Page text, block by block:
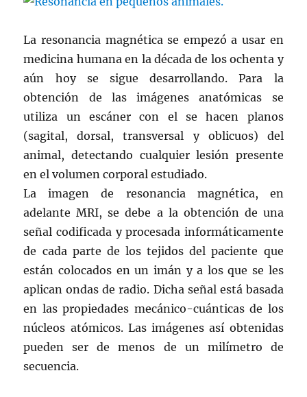
La resonancia magnética se empezó a usar en
medicina humana en la década de los ochenta y
aún hoy se sigue desarrollando. Para la
obtención de las imágenes anatómicas se
utiliza un escáner con el se hacen planos
(sagital, dorsal, transversal y oblicuos) del
animal, detectando cualquier lesión presente
en el volumen corporal estudiado.
La imagen de resonancia magnética, en
adelante MRI, se debe a la obtención de una
señal codificada y procesada informáticamente
de cada parte de los tejidos del paciente que
están colocados en un imán y a los que se les
aplican ondas de radio. Dicha señal está basada
en las propiedades mecánico-cuánticas de los
núcleos atómicos. Las imágenes así obtenidas
pueden ser de menos de un milímetro de
secuencia.